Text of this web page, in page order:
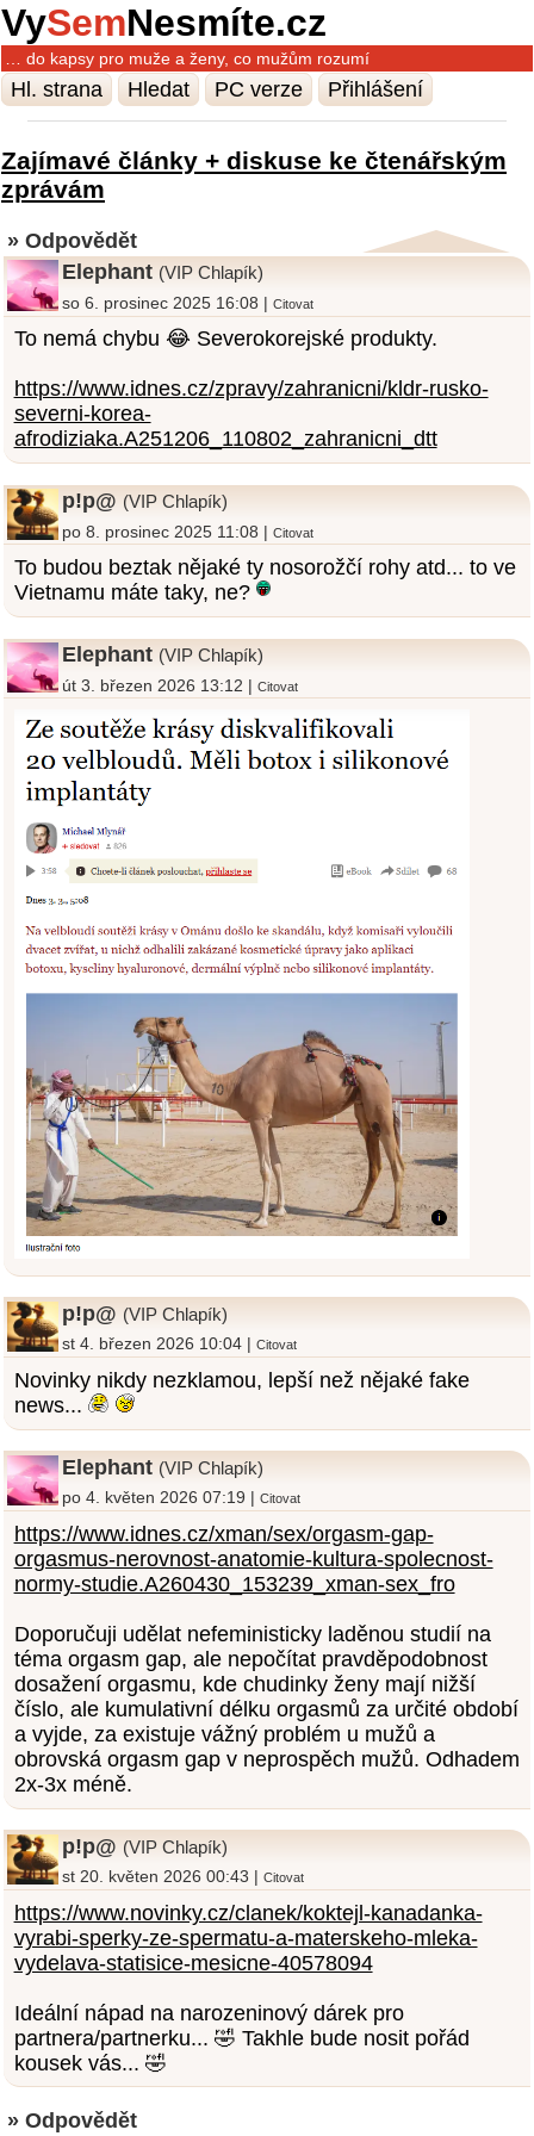
VySemNesmíte.cz
… do kapsy pro muže a ženy, co mužům rozumí
Hl. strana Hledat PC verze Přihlášení
Zajímavé články + diskuse ke čtenářským
zprávám
» Odpovědět
Elephant (VIP Chlapík)
so 6. prosinec 2025 16:08 |Citovat
To nemá chybu 😂 Severokorejské produkty.
https://www.idnes.cz/zpravy/zahranicni/kldr-rusko-
severni-korea-
afrodiziaka.A251206_110802_zahranicni_dtt
p!p@ (VIP Chlapík)
po 8. prosinec 2025 11:08 |Citovat
To budou beztak nějaké ty nosorožčí rohy atd... to ve
Vietnamu máte taky, ne?
Elephant (VIP Chlapík)
út 3. březen 2026 13:12 |Citovat
p!p@ (VIP Chlapík)
st 4. březen 2026 10:04 |Citovat
Novinky nikdy nezklamou, lepší než nějaké fake
news...
Elephant (VIP Chlapík)
po 4. květen 2026 07:19 |Citovat
https://www.idnes.cz/xman/sex/orgasm-gap-
orgasmus-nerovnost-anatomie-kultura-spolecnost-
normy-studie.A260430_153239_xman-sex_fro
Doporučuji udělat nefeministicky laděnou studií na
téma orgasm gap, ale nepočítat pravděpodobnost
dosažení orgasmu, kde chudinky ženy mají nižší
číslo, ale kumulativní délku orgasmů za určité období
a vyjde, za existuje vážný problém u mužů a
obrovská orgasm gap v neprospěch mužů. Odhadem
2x-3x méně.
p!p@ (VIP Chlapík)
st 20. květen 2026 00:43 |Citovat
https://www.novinky.cz/clanek/koktejl-kanadanka-
vyrabi-sperky-ze-spermatu-a-materskeho-mleka-
vydelava-statisice-mesicne-40578094
Ideální nápad na narozeninový dárek pro
partnera/partnerku... 🤣 Takhle bude nosit pořád
kousek vás... 🤣
» Odpovědět